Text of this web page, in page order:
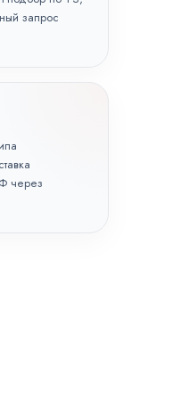
запрос
через